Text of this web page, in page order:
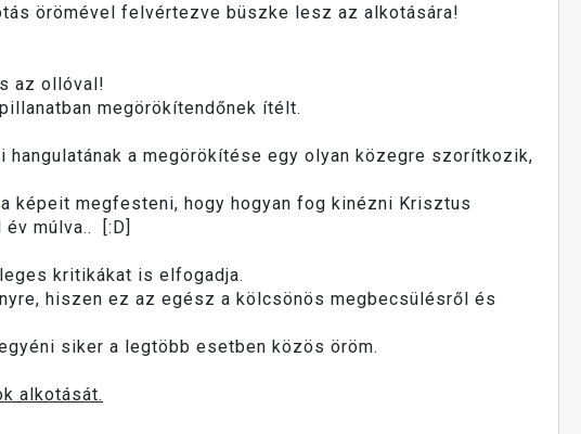
örömével felvértezve büszke lesz az alkotására!
az ollóval!
megörökítendőnek ítélt.
a megörökítése egy olyan közegre szorítkozik,
képeit megfesteni, hogy hogyan fog kinézni Krisztus
múlva.. [:D]
kritikákat is elfogadja.
hiszen ez az egész a kölcsönös megbecsülésről és
siker a legtöbb esetben közös öröm.
alkotását.